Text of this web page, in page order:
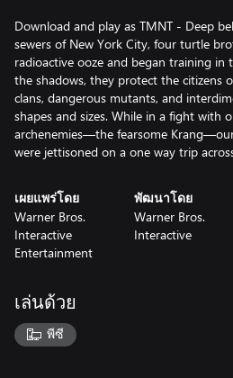
Download and play as TMNT - Deep
sewers of New York City, four turtle
radioactive ooze and began training in
the shadows, they protect the citizens
clans, dangerous mutants, and
shapes and sizes. While in a fight with
archenemies—the fearsome
were jettisoned on a one way trip
เผยแพร่โดย
Warner Bros.
Interactive
Entertainment
พัฒนาโดย
Warner Bros.
Interactive
เล่นด้วย
พีซี